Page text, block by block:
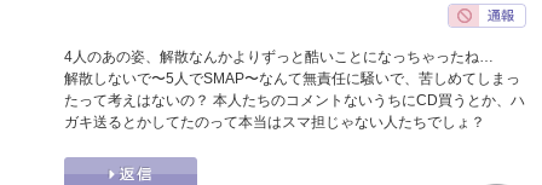
4人のあの姿、解散なんかよりずっと酷いことになっちゃったね…
解散しないで〜5人でSMAP〜なんて無責任に騒いで、苦しめてしまっ
たって考えはないの？ 本人たちのコメントないうちにCD買うとか、ハ
ガキ送るとかしてたのって本当はスマ担じゃない人たちでしょ？